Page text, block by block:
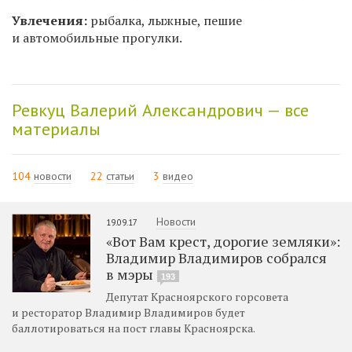
Увлечения: рыбалка, лыжные, пешие
и автомобильные прогулки.
Ревкуц Валерий Александрович — все
материалы
104 новости 22 статьи 3 видео
19.09.17 Новости
«Вот Вам крест, дорогие земляки»:
Владимир Владимиров собрался
в мэры
193
Депутат Красноярского горсовета
и ресторатор Владимир Владимиров будет
баллотироваться на пост главы Красноярска.